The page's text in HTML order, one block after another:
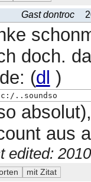
Gast dontroc
doch.
(dl )
c:/..soundso
aus
edited: